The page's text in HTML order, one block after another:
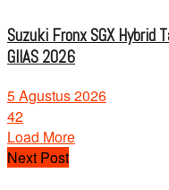
Suzuki Fronx SGX Hybrid
GIIAS 2026
5 Agustus 2026
42
Load More
Next Post